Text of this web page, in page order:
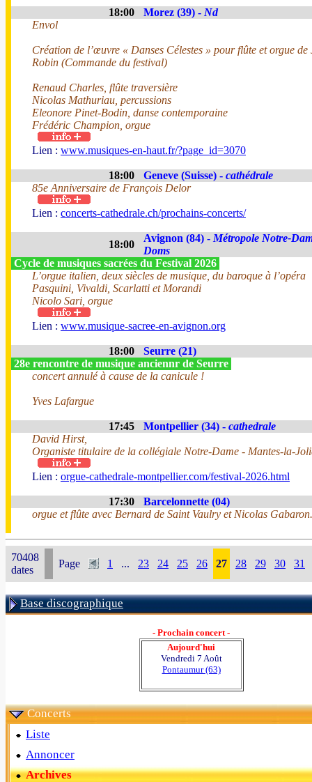
18:00 Morez (39) - Nd
Envol
Création de l’œuvre « Danses Célestes » pour flûte et orgue de
Robin (Commande du festival)
Renaud Charles, flûte traversière
Nicolas Mathuriau, percussions
Eleonore Pinet-Bodin, danse contemporaine
Frédéric Champion, orgue
Lien : www.musiques-en-haut.fr/?page_id=3070
18:00 Geneve (Suisse) - cathédrale
85e Anniversaire de François Delor
Lien : concerts-cathedrale.ch/prochains-concerts/
18:00
Avignon (84) - Métropole Notre-
Doms
Cycle de musiques sacrées du Festival 2026
L’orgue italien, deux siècles de musique, du baroque à l’opéra
Pasquini, Vivaldi, Scarlatti et Morandi
Nicolo Sari, orgue
Lien : www.musique-sacree-en-avignon.org
18:00
Seurre (21)
28e rencontre de musique anciennr de Seurre
concert annulé à cause de la canicule !
Yves Lafargue
17:45 Montpellier (34) - cathedrale
David Hirst,
Organiste titulaire de la collégiale Notre-Dame - Mantes-la-
Lien : orgue-cathedrale-montpellier.com/festival-2026.html
17:30
Barcelonnette (04)
orgue et flûte avec Bernard de Saint Vaulry et Nicolas Gabaron.
70408
dates
Page 1 ... 23 24 25 26 27 28 29 30 31
Base discographique
- Prochain concert -
Aujourd'hui
Vendredi 7 Août
Pontaumur (63)
Concerts
Liste
Annoncer
Archives